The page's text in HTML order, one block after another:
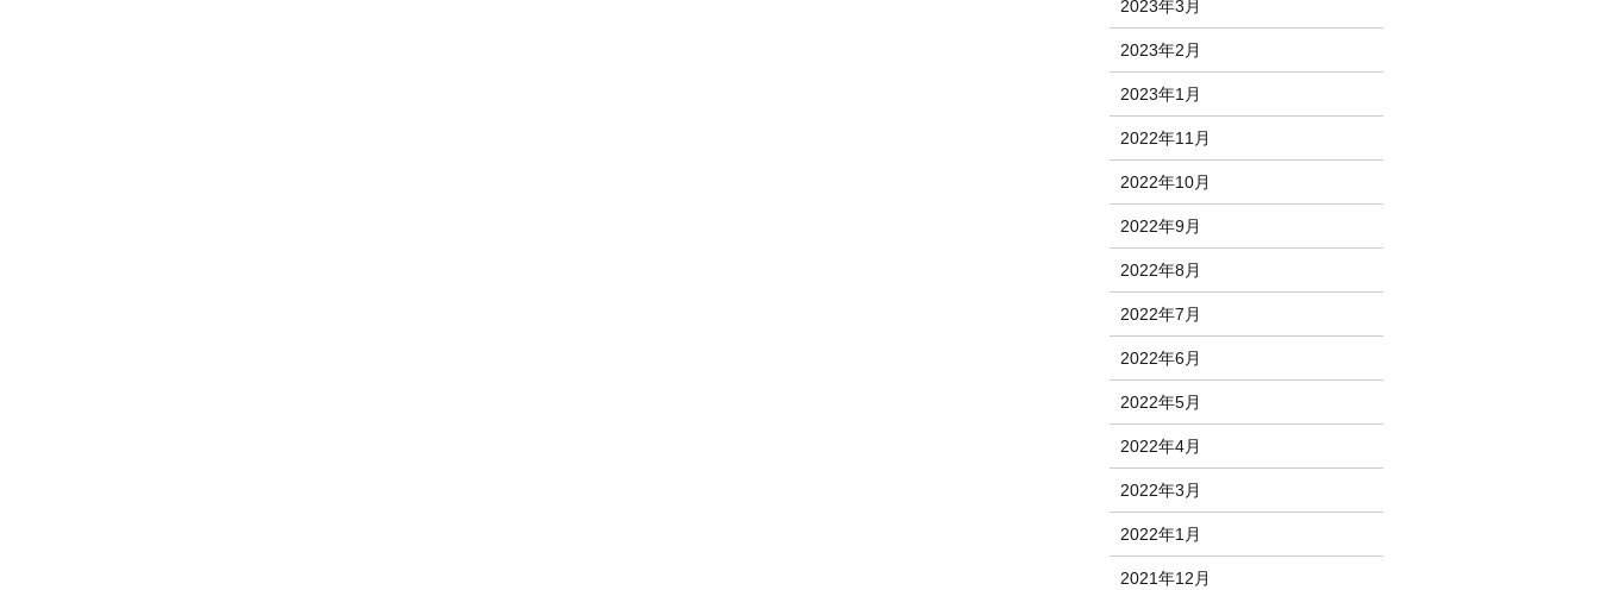
2023年3月
2023年2月
2023年1月
2022年11月
2022年10月
2022年9月
2022年8月
2022年7月
2022年6月
2022年5月
2022年4月
2022年3月
2022年1月
2021年12月